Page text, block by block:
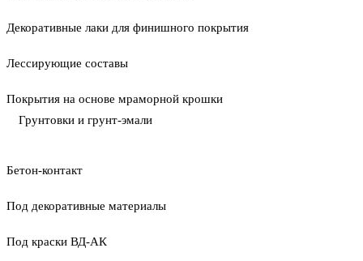
Декоративные лаки для финишного покрытия
Лессирующие составы
Покрытия на основе мраморной крошки
Грунтовки и грунт-эмали
Бетон-контакт
Под декоративные материалы
Под краски ВД-АК